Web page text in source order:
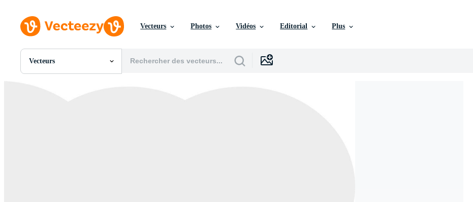
Vecteurs Photos Vidéos Editorial Plus
Vecteurs
Toutes Images